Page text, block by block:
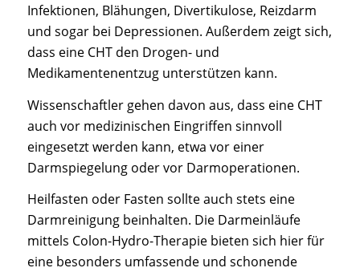
Infektionen, Blähungen, Divertikulose, Reizdarm
und sogar bei Depressionen. Außerdem zeigt sich,
dass eine CHT den Drogen- und
Medikamentenentzug unterstützen kann.
Wissenschaftler gehen davon aus, dass eine CHT
auch vor medizinischen Eingriffen sinnvoll
eingesetzt werden kann, etwa vor einer
Darmspiegelung oder vor Darmoperationen.
Heilfasten oder Fasten sollte auch stets eine
Darmreinigung beinhalten. Die Darmeinläufe
mittels Colon-Hydro-Therapie bieten sich hier für
eine besonders umfassende und schonende